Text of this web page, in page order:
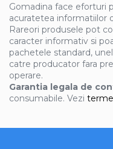
Gomadina face eforturi
acuratetea informatiilor
Rareori produsele pot
caracter informativ si
pachetele standard,
catre producator fara
operare.
Garantia legala de
consumabile. Vezi